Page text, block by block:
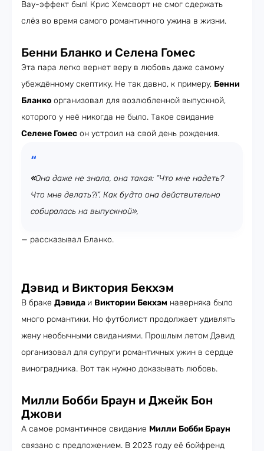
Вау-эффект был! Крис Хемсворт не смог сдержать
слёз во время самого романтичного ужина в жизни.
Бенни Бланко и Селена Гомес
Эта пара легко вернет веру в любовь даже самому
убеждённому скептику. Не так давно, к примеру, Бенни
Бланко организовал для возлюбленной выпускной,
которого у неё никогда не было. Такое свидание
Селене Гомес он устроил на свой день рождения.
«Она даже не знала, она такая: “Что мне надеть?
Что мне делать?!”. Как будто она действительно
собиралась на выпускной»,
— рассказывал Бланко.
Дэвид и Виктория Бекхэм
В браке Дэвида и Виктории Бекхэм наверняка было
много романтики. Но футболист продолжает удивлять
жену необычными свиданиями. Прошлым летом Дэвид
организовал для супруги романтичных ужин в сердце
виноградника. Вот так нужно доказывать любовь.
Милли Бобби Браун и Джейк Бон
Джови
А самое романтичное свидание Милли Бобби Браун
связано с предложением. В 2023 году её бойфренд